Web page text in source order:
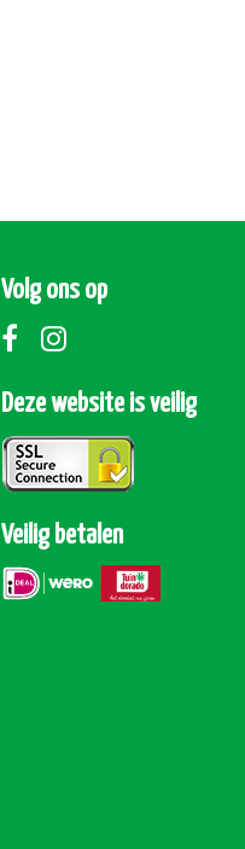
Volg ons op
Deze website is veilig
Veilig betalen